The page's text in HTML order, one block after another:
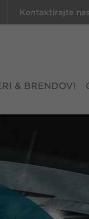
Kontaktirajte nas
& BRENDOVI